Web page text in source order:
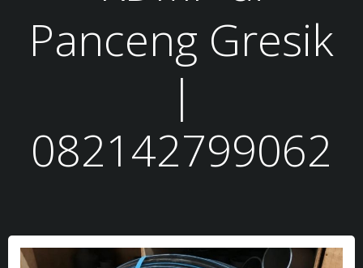
Panceng Gresik
|
082142799062